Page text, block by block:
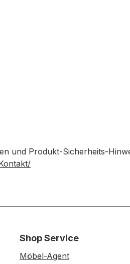
und Produkt-Sicherheits-
Shop Service
Möbel-Agent